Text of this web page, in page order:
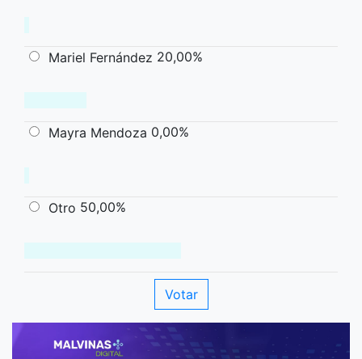
Mariel Fernández 20,00%
Mayra Mendoza 0,00%
Otro 50,00%